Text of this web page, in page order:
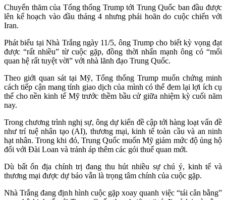
Chuyến thăm của Tổng thống Trump tới Trung Quốc ban đầu được
lên kế hoạch vào đầu tháng 4 nhưng phải hoãn do cuộc chiến với
Iran.
Phát biểu tại Nhà Trắng ngày 11/5, ông Trump cho biết kỳ vọng đạt
được “rất nhiều” từ cuộc gặp, đồng thời nhấn mạnh ông có “mối
quan hệ rất tuyệt vời” với nhà lãnh đạo Trung Quốc.
Theo giới quan sát tại Mỹ, Tổng thống Trump muốn chứng minh
cách tiếp cận mang tính giao dịch của mình có thể đem lại lợi ích cụ
thể cho nền kinh tế Mỹ trước thềm bầu cử giữa nhiệm kỳ cuối năm
nay.
Trong chương trình nghị sự, ông dự kiến đề cập tới hàng loạt vấn đề
như trí tuệ nhân tạo (AI), thương mại, kinh tế toàn cầu và an ninh
hạt nhân. Trong khi đó, Trung Quốc muốn Mỹ giảm mức độ ủng hộ
đối với Đài Loan và tránh áp thêm các gói thuế quan mới.
Dù bất ổn địa chính trị đang thu hút nhiều sự chú ý, kinh tế và
thương mại được dự báo vẫn là trọng tâm chính của cuộc gặp.
Nhà Trắng đang định hình cuộc gặp xoay quanh việc “tái cân bằng”